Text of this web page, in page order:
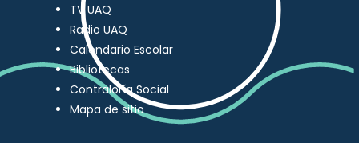
TV UAQ
Radio UAQ
Calendario Escolar
Bibliotecas
Contraloría Social
Mapa de sitio